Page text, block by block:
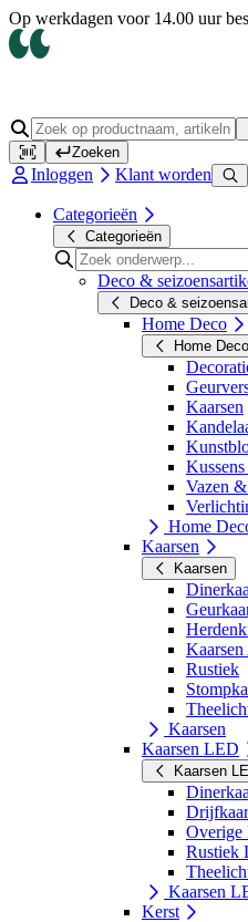
Op werkdagen voor 14.00 uur
Zoeken
Inloggen Klant worden
Categorieën
Categorieën
Deco &
Deco &
Home Deco
Home Deco
Kaarsen
Vazen
Home
Kaarsen
Kaarsen
Kaarsen
Rustiek
Kaarsen
Kaarsen LED
Kaarsen
Overige
Rustiek
Kaarsen
Kerst